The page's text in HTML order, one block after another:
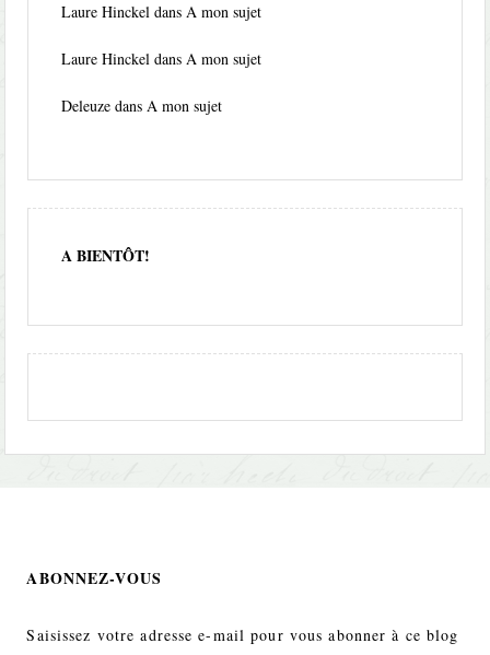
Laure Hinckel dansA mon sujet
Laure Hinckel dansA mon sujet
Deleuze dansA mon sujet
A BIENTÔT!
ABONNEZ-VOUS
Saisissez votre adresse e-mail pour vous abonner à ce blog